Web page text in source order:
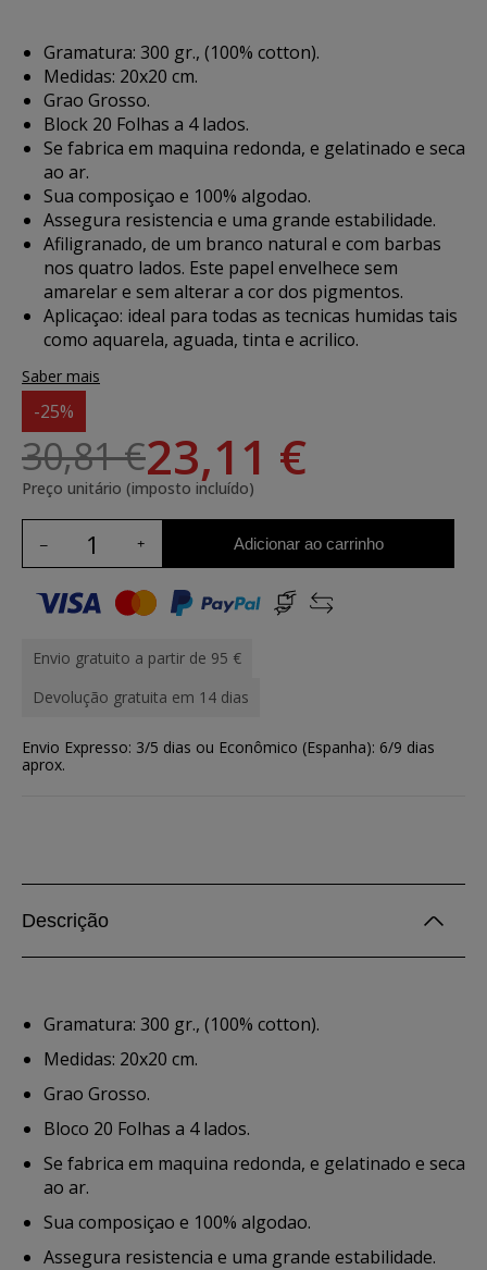
Gramatura: 300 gr., (100% cotton).
Medidas: 20x20 cm.
Grao Grosso.
Block 20 Folhas a 4 lados.
Se fabrica em maquina redonda, e gelatinado e seca
ao ar.
Sua composiçao e 100% algodao.
Assegura resistencia e uma grande estabilidade.
Afiligranado, de um branco natural e com barbas
nos quatro lados. Este papel envelhece sem
amarelar e sem alterar a cor dos pigmentos.
Aplicaçao: ideal para todas as tecnicas humidas tais
como aquarela, aguada, tinta e acrilico.
Saber mais
-25%
30,81 €23,11 €
Preço unitário (imposto incluído)
Adicionar ao carrinho
Envio gratuito a partir de 95 €
Devolução gratuita em 14 dias
Envio Expresso: 3/5 dias ou Econômico (Espanha): 6/9 dias
aprox.
Descrição
Gramatura: 300 gr., (100% cotton).
Medidas: 20x20 cm.
Grao Grosso.
Bloco 20 Folhas a 4 lados.
Se fabrica em maquina redonda, e gelatinado e seca
ao ar.
Sua composiçao e 100% algodao.
Assegura resistencia e uma grande estabilidade.